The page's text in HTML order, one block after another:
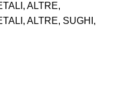
, ALTRE,
, ALTRE, SUGHI ,